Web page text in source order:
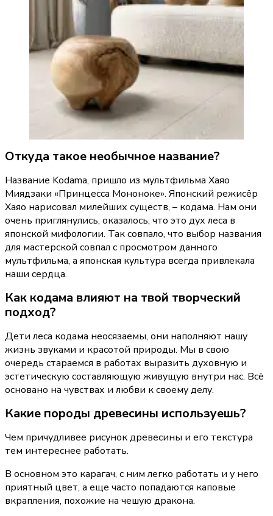
Откуда такое необычное название?
Название Kodama, пришло из мультфильма Хаяо
Миядзаки «Принцесса Мононоке». Японский режисёр
Хаяо нарисовал милейших существ, – кодама. Нам они
очень приглянулись, оказалось, что это дух леса в
японской мифологии. Так совпало, что выбор названия
для мастерской совпал с просмотром данного
мультфильма, а японская культура всегда привлекала
наши сердца.
Как кодама влияют на твой творческий
подход?
Дети леса кодама неосязаемы, они наполняют нашу
жизнь звуками и красотой природы. Мы в свою
очередь стараемся в работах выразить духовную и
эстетическую составляющую живущую внутри нас. Всё
основано на чувствах и любви к своему делу.
Какие породы древесины используешь?
Чем причудливее рисунок древесины и его текстура
тем интереснее работать.
В основном это карагач, с ним легко работать и у него
приятный цвет, а еще часто попадаются каповые
вкрапления, похожие на чешую дракона.